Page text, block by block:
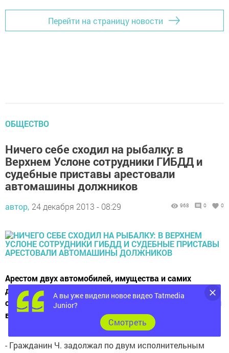
Перейти на страницу новости
ОБЩЕСТВО
Ничего себе сходил на рыбалку: в
Верхнем Услоне сотрудники ГИБДД и
судебные приставы арестовали
автомашины должников
автор, 24 декабря 2013 - 08:29 968 0 0
Арестом двух автомобилей, имущества и самих
должников завершился очередной совместный рейд
сотрудников ГИБДД и судебных приставов, прошедший
в районном центре.
- Гражданин Ч. задолжал по двум исполнительным
А вы уже видели новое видео Tatmedia
Junior?
Cмотреть